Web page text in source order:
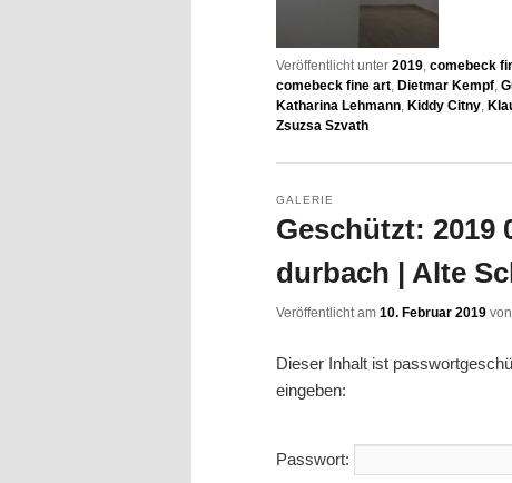
Veröffentlicht unter 2019, comebeck
comebeck fine art, Dietmar Kempf,
Katharina Lehmann, Kiddy Citny,
Zsuzsa Szvath
Geschützt: 2019
durbach | Alte
GALERIE
Veröffentlicht am 10. Februar 2019 von
Dieser Inhalt ist
eingeben:
Passwort: